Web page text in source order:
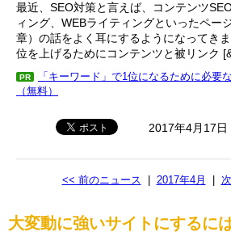
最近、SEO対策と言えば、コンテンツ
ィング、WEBライティングといったペー
章）の話をよく耳にするようになってき
位を上げるためにコンテンツと被リンク
PR
「キーワード」で1位になるために必要
（無料）
2017年4月17日
<< 前のニュース 2017年4月
大変動に強いサイトにするに